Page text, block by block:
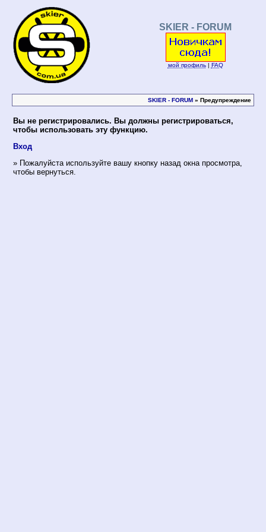
SKIER - FORUM
мой профиль| FAQ
SKIER - FORUM » Предупреждение
Вы не регистрировались. Вы должны регистрироваться,
чтобы использовать эту функцию.
Вход
» Пожалуйста используйте вашу кнопку назад окна просмотра,
чтобы вернуться.